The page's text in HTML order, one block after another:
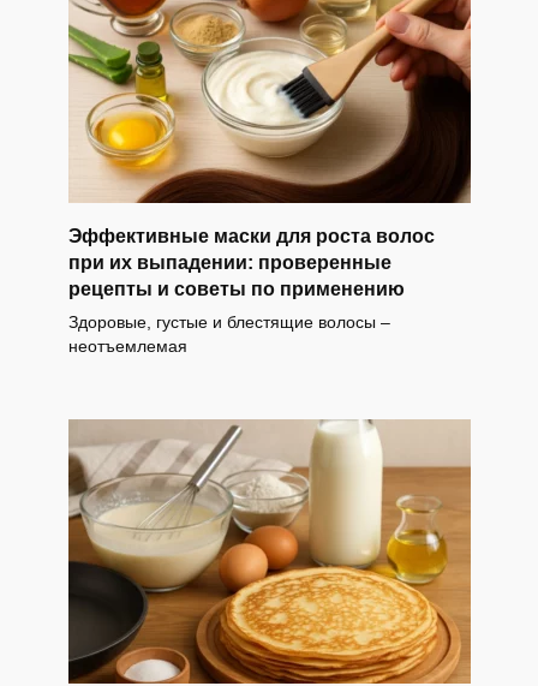
Эффективные маски для роста волос
при их выпадении: проверенные
рецепты и советы по применению
Здоровые, густые и блестящие волосы –
неотъемлемая